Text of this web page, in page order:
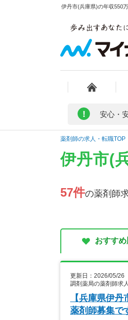
伊丹市(兵庫県)の年収550
! 安心・
薬剤師の求人・転職TOP
伊丹市(
57件の薬剤師
おすすめ
更新日：2026/05/26
調剤薬局の薬剤師求
【兵庫県伊
薬剤師募集で